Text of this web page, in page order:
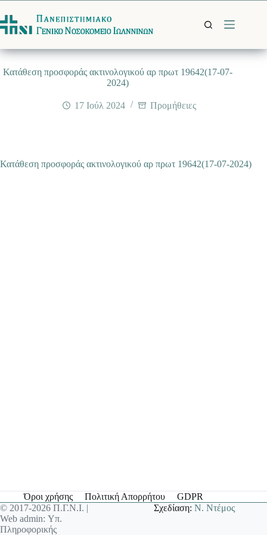
στο
περιεχόμενο
Κατάθεση προσφοράς ακτινολογικού αρ πρωτ 19642(17-07-
2024)
17 Ιούλ 2024 Προμήθειες
Κατάθεση προσφοράς ακτινολογικού αρ πρωτ 19642(17-07-2024)
Όροι χρήσης Πολιτική Απορρήτου
GDPR
© 2017-2026 Π.Γ.Ν.Ι. |
Web admin: Υπ.
Πληροφορικής
Σχεδίαση:Ν. Ντέμος